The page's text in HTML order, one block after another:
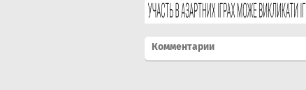
Комментарии